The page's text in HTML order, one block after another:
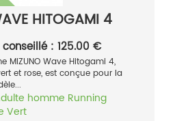
HITOGAMI 4
: 125.00 €
MIZUNO Wave Hitogami 4,
et rose, est conçue pour la
homme Running
Vert